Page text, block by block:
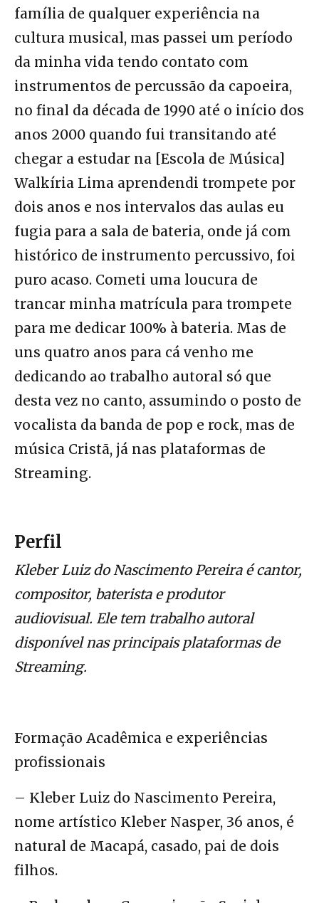
família de qualquer experiência na
cultura musical, mas passei um período
da minha vida tendo contato com
instrumentos de percussão da capoeira,
no final da década de 1990 até o início dos
anos 2000 quando fui transitando até
chegar a estudar na [Escola de Música]
Walkíria Lima aprendendi trompete por
dois anos e nos intervalos das aulas eu
fugia para a sala de bateria, onde já com
histórico de instrumento percussivo, foi
puro acaso. Cometi uma loucura de
trancar minha matrícula para trompete
para me dedicar 100% à bateria. Mas de
uns quatro anos para cá venho me
dedicando ao trabalho autoral só que
desta vez no canto, assumindo o posto de
vocalista da banda de pop e rock, mas de
música Cristã, já nas plataformas de
Streaming.
Perfil
Kleber Luiz do Nascimento Pereira é cantor,
compositor, baterista e produtor
audiovisual. Ele tem trabalho autoral
disponível nas principais plataformas de
Streaming.
Formação Acadêmica e experiências
profissionais
– Kleber Luiz do Nascimento Pereira,
nome artístico Kleber Nasper, 36 anos, é
natural de Macapá, casado, pai de dois
filhos.